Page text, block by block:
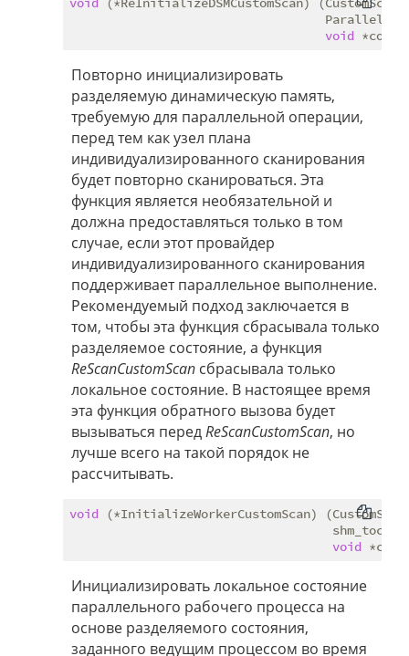
void
Повторно инициализировать
разделяемую динамическую память,
требуемую для параллельной операции,
перед тем как узел плана
индивидуализированного сканирования
будет повторно сканироваться. Эта
функция является необязательной и
должна предоставляться только в том
случае, если этот провайдер
индивидуализированного сканирования
поддерживает параллельное выполнение.
Рекомендуемый подход заключается в
том, чтобы эта функция сбрасывала только
разделяемое состояние, а функция
ReScanCustomScan сбрасывала только
локальное состояние. В настоящее время
эта функция обратного вызова будет
вызываться передReScanCustomScan, но
лучше всего на такой порядок не
рассчитывать.
void (*InitializeWorkerCustomScan)
shm_toc
void
Инициализировать локальное состояние
параллельного рабочего процесса на
основе разделяемого состояния,
заданного ведущим процессом во время